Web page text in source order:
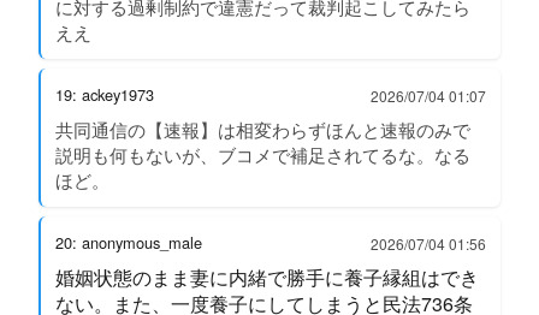
に対する過剰制約で違憲だって裁判起こしてみたら
ええ
19: ackey1973 2026/07/04 01:07
共同通信の【速報】は相変わらずほんと速報のみで
説明も何もないが、ブコメで補足されてるな。なる
ほど。
20: anonymous_male 2026/07/04 01:56
婚姻状態のまま妻に内緒で勝手に養子縁組はでき
ない。また、一度養子にしてしまうと民法736条